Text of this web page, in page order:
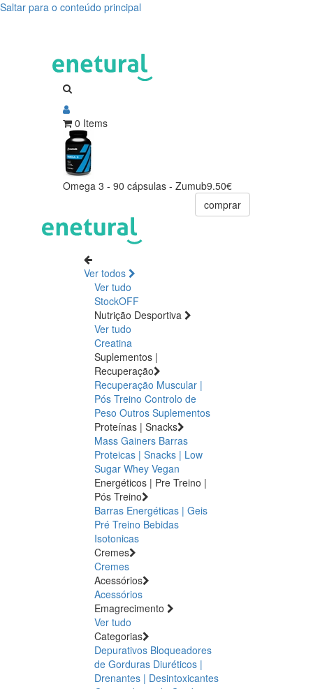
Saltar para o conteúdo principal
0 Items
Omega 3 - 90 cápsulas - Zumub9.50€
comprar
Ver todos
Ver tudo
StockOFF
Nutrição Desportiva
Ver tudo
Creatina
Suplementos |
Recuperação
Recuperação Muscular |
Pós Treino Controlo de
Peso Outros Suplementos
Proteínas | Snacks
Mass Gainers Barras
Proteicas | Snacks | Low
Sugar Whey Vegan
Energéticos | Pre Treino |
Pós Treino
Barras Energéticas | Geis
Pré Treino Bebidas
Isotonicas
Cremes
Cremes
Acessórios
Acessórios
Emagrecimento
Ver tudo
Categorias
Depurativos Bloqueadores
de Gorduras Diuréticos |
Drenantes | Desintoxicantes